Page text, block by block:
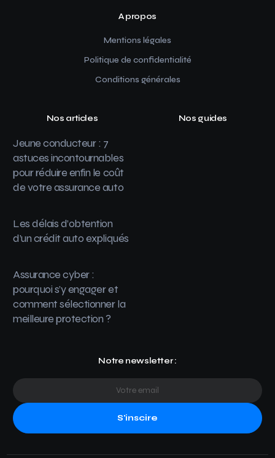
A propos
Mentions légales
Politique de confidentialité
Conditions générales
Nos articles
Jeune conducteur : 7
astuces incontournables
pour réduire enfin le coût
de votre assurance auto
Les délais d’obtention
d’un crédit auto expliqués
Assurance cyber :
pourquoi s’y engager et
comment sélectionner la
meilleure protection ?
Nos guides
Notre newsletter :
S'inscire